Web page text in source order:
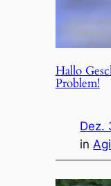
Hallo
Problem!
Dez.
in